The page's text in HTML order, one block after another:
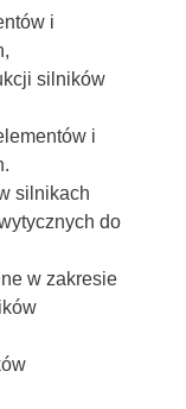
i
silników
i
silnikach
do
w zakresie